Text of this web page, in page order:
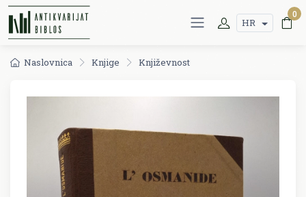
HR
0
Naslovnica Knjige Književnost